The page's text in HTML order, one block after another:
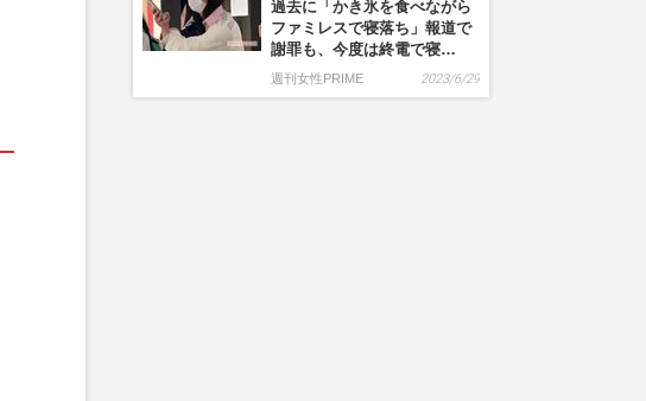
過去に「かき氷を食べながら
ファミレスで寝落ち」報道で
謝罪も、今度は終電で寝…
週刊女性PRIME 2023/6/29